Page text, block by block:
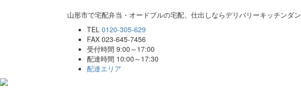
山形市で宅配弁当・オードブルの宅配、仕出しならデリバリーキッチンダン
TEL 0120-305-629
FAX 023-645-7456
受付時間 9:00～17:00
配達時間 10:00～17:30
配達エリア